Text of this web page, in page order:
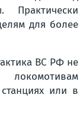
Практически
для более
ВС РФ не
или в